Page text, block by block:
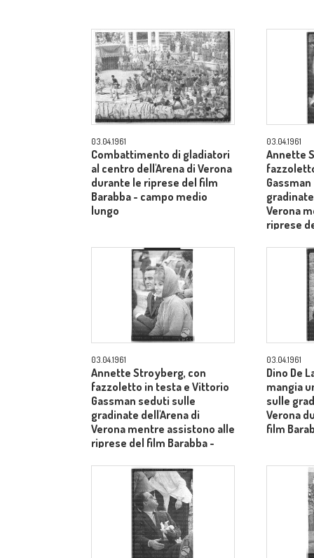
03.04.1961
Combattimento di gladiatori
al centro dell'Arena di Verona
durante le riprese del film
Barabba - campo medio
lungo
03.04.1961
Annette
Verona
riprese
03.04.1961
Annette Stroyberg, con
fazzoletto in testa e Vittorio
Gassman seduti sulle
gradinate dell'Arena di
Verona mentre assistono alle
riprese del film Barabba -
03.04.1961
Dino De
mangia
sulle
Verona
film